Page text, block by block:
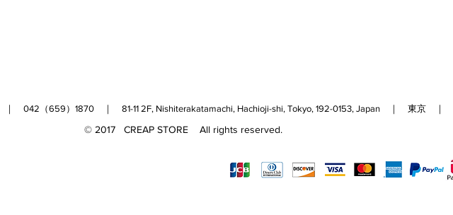
｜ 042（659）1870 ｜ 81-11 2F, Nishiterakatamachi, Hachioji-shi, Tokyo, 192-0153, Japan ｜ 東京 ｜
© 2017 CREAP STORE All rights reserved.